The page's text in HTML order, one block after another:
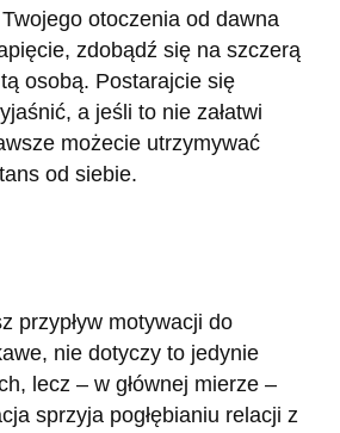
otoczenia od dawna
zdobądź się na szczerą
osobą. Postarajcie się
a jeśli to nie załatwi
możecie utrzymywać
od siebie.
przypływ motywacji do
nie dotyczy to jedynie
lecz – w głównej mierze –
sprzyja pogłębianiu relacji z